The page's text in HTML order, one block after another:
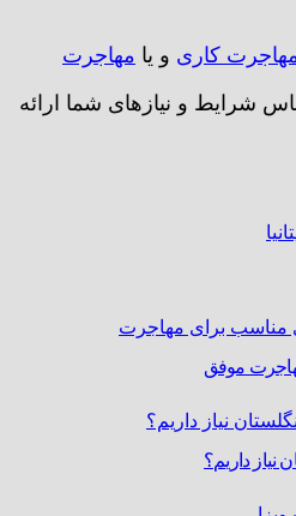
کاری و یا مهاجرت
شرایط و نیازهای شما ارائه
موفق
نیاز داریم؟